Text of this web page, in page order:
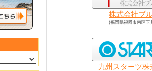
株式会社ブ
(福岡県福岡市南区玉
九州スターツ株